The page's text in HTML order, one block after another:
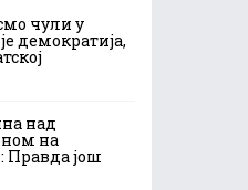
чули у
демократија,
над
на
Правда још